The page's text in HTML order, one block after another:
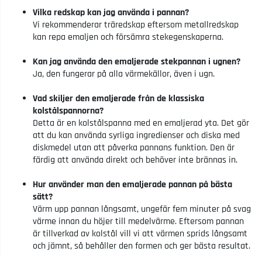
Vilka redskap kan jag använda i pannan?
Vi rekommenderar träredskap eftersom metallredskap
kan repa emaljen och försämra stekegenskaperna.
Kan jag använda den emaljerade stekpannan i ugnen?
Ja, den fungerar på alla värmekällor, även i ugn.
Vad skiljer den emaljerade från de klassiska
kolstålspannorna?
Detta är en kolstålspanna med en emaljerad yta. Det gör
att du kan använda syrliga ingredienser och diska med
diskmedel utan att påverka pannans funktion. Den är
färdig att använda direkt och behöver inte brännas in.
Hur använder man den emaljerade pannan på bästa
sätt?
Värm upp pannan långsamt, ungefär fem minuter på svag
värme innan du höjer till medelvärme. Eftersom pannan
är tillverkad av kolstål vill vi att värmen sprids långsamt
och jämnt, så behåller den formen och ger bästa resultat.